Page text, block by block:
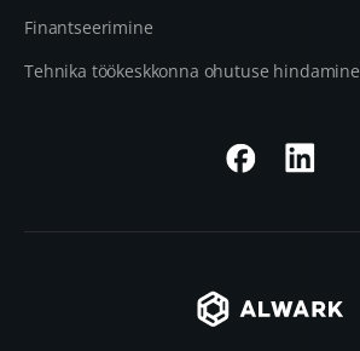
Finantseerimine
Tehnika töökeskkonna ohutuse hindamine